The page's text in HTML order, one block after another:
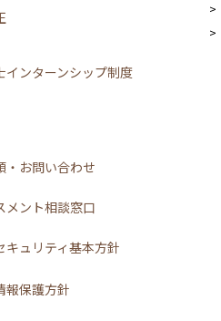
インターンシップ制度
・お問い合わせ
メント相談窓口
キュリティ基本方針
報保護方針